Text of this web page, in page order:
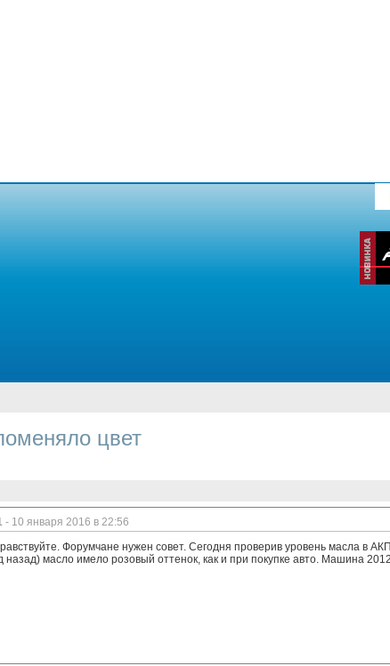
цвет
- 10 января 2016 в 22:56
Форумчане нужен совет. Сегодня проверив уровень масла в
назад) масло имело розовый оттенок, как и при покупке авто. Машина